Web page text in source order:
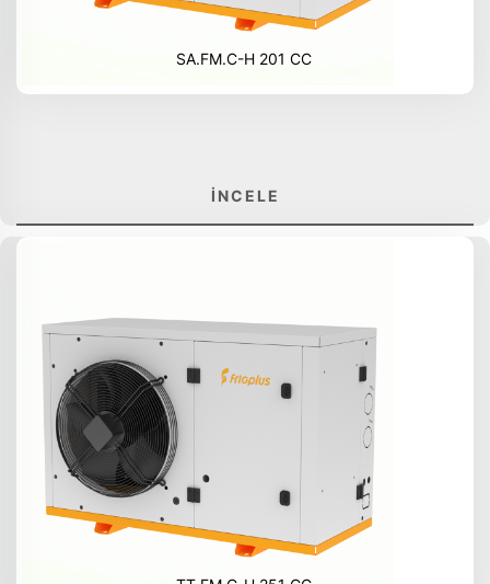
SA.FM.C-H 201 CC
İNCELE